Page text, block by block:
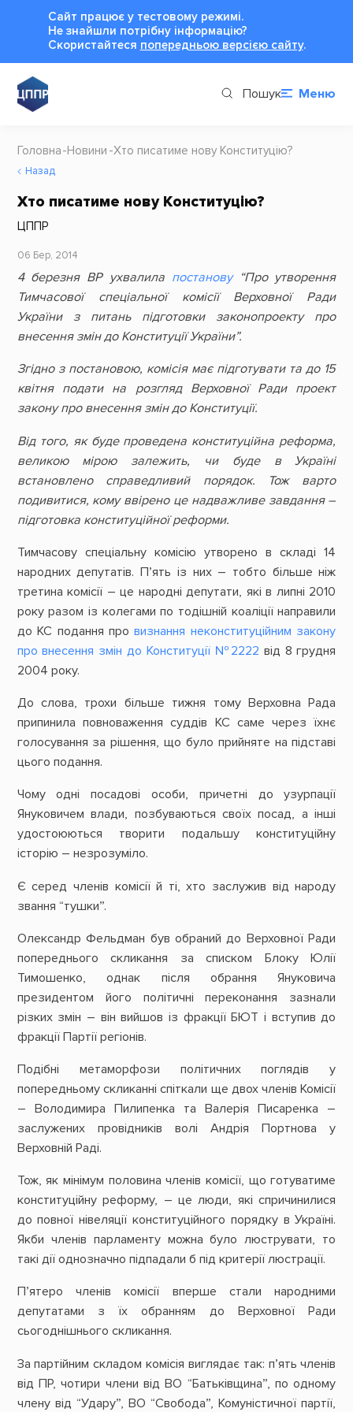
Сайт працює у тестовому режимі.
Не знайшли потрібну інформацію?
Cкористайтеся попередньою версією сайту.
Пошук Меню
Головна Новини Хто писатиме нову Конституцію?
Назад
Хто писатиме нову Конституцію?
ЦППР
06 Бер, 2014
4 березня ВР ухвалила постанову
“Про утворення
Тимчасової спеціальної комісії Верховної Ради
України з питань підготовки законопроекту про
внесення змін до Конституції України”.
Згідно з постановою, комісія має підготувати та до 15
квітня подати на розгляд Верховної Ради проект
закону про внесення змін до Конституції.
Від того, як буде проведена конституційна реформа,
великою мірою залежить, чи буде в Україні
встановлено справедливий порядок. Тож варто
подивитися, кому ввірено це надважливе завдання –
підготовка конституційної реформи.
Тимчасову спеціальну комісію утворено в складі 14
народних депутатів. П’ять із них – тобто більше ніж
третина комісії – це народні депутати, які в липні 2010
року разом із колегами по тодішній коаліції направили
до КС подання провизнання неконституційним закону
про внесення змін до Конституції №2222 від 8 грудня
2004 року.
До слова, трохи більше тижня тому Верховна Рада
припинила повноваження суддів КС саме через їхнє
голосування за рішення, що було прийняте на підставі
цього подання.
Чому одні посадові особи, причетні до узурпації
Януковичем влади, позбуваються своїх посад, а інші
удостоюються творити подальшу конституційну
історію – незрозуміло.
Є серед членів комісії й ті, хто заслужив від народу
звання “тушки”.
Олександр Фельдман був обраний до Верховної Ради
попереднього скликання за списком Блоку Юлії
Тимошенко, однак після обрання Януковича
президентом його політичні переконання зазнали
різких змін – він вийшов із фракції БЮТ і вступив до
фракції Партії регіонів.
Подібні метаморфози політичних поглядів у
попередньому скликанні спіткали ще двох членів Комісії
– Володимира Пилипенка та Валерія Писаренка –
заслужених провідників волі Андрія Портнова у
Верховній Раді.
Тож, як мінімум половина членів комісії, що готуватиме
конституційну реформу, – це люди, які спричинилися
до повної нівеляції конституційного порядку в Україні.
Якби членів парламенту можна було люструвати, то
такі дії однозначно підпадали б під критерії люстрації.
П’ятеро членів комісії вперше стали народними
депутатами з їх обранням до Верховної Ради
сьогоднішнього скликання.
За партійним складом комісія виглядає так: п’ять членів
від ПР, чотири члени від ВО “Батьківщина”, по одному
члену від “Удару”, ВО “Свобода”, Комуністичної партії,